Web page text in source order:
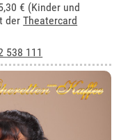
€ (Kinder und
derTheatercard
538 111